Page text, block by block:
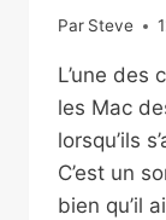
Par Steve
L’une des
les Mac
lorsqu’ils
C’est un
bien qu’il